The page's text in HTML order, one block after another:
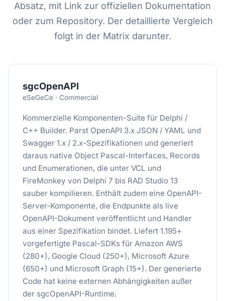
Absatz, mit Link zur offiziellen Dokumentation
oder zum Repository. Der detaillierte Vergleich
folgt in der Matrix darunter.
sgcOpenAPI
eSeGeCe · Commercial
Kommerzielle Komponenten-Suite für Delphi /
C++ Builder. Parst OpenAPI 3.x JSON / YAML und
Swagger 1.x / 2.x-Spezifikationen und generiert
daraus native Object Pascal-Interfaces, Records
und Enumerationen, die unter VCL und
FireMonkey von Delphi 7 bis RAD Studio 13
sauber kompilieren. Enthält zudem eine OpenAPI-
Server-Komponente, die Endpunkte als live
OpenAPI-Dokument veröffentlicht und Handler
aus einer Spezifikation bindet. Liefert 1.195+
vorgefertigte Pascal-SDKs für Amazon AWS
(280+), Google Cloud (250+), Microsoft Azure
(650+) und Microsoft Graph (15+). Der generierte
Code hat keine externen Abhängigkeiten außer
der sgcOpenAPI-Runtime.